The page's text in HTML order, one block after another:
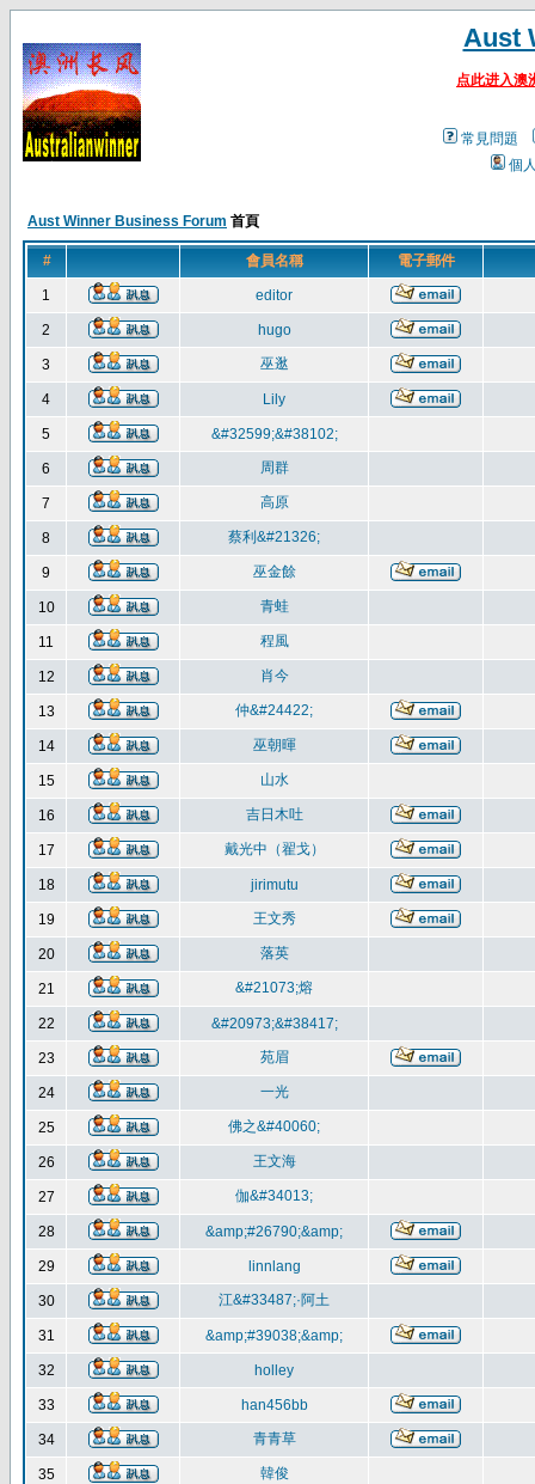
Aust
点此进入澳
常見問題
個
Aust Winner Business Forum 首頁
# 會員名稱 電子郵件
1 editor
2 hugo
3 巫逖
4 Lily
5 &#32599;&#38102;
6 周群
7 高原
8 蔡利&#21326;
9 巫金餘
10 青蛙
11 程風
12 肖今
13 仲&#24422;
14 巫朝暉
15 山水
16 吉日木吐
17 戴光中（翟戈）
18 jirimutu
19 王文秀
20 落英
21 &#21073;熔
22 &#20973;&#38417;
23 苑眉
24 一光
25 佛之&#40060;
26 王文海
27 伽&#34013;
28 &amp;#26790;&amp;
29 linnlang
30 江&#33487;·阿土
31 &amp;#39038;&amp;
32 holley
33 han456bb
34 青青草
35 韓俊